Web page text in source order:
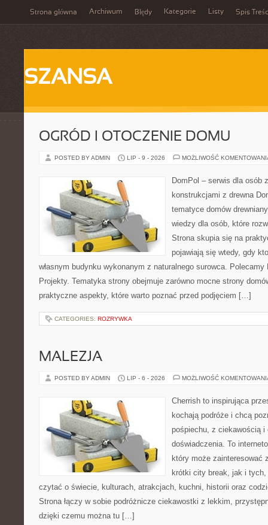
Strona główna Archiwum Błędy Kategorie Listy Spis
SZANSA
OGRÓD I OTOCZENIE DOMU
POSTED BY ADMIN LIP - 9 - 2026 MOŻLIWOŚĆ
DomPol – serwis dla osób
konstrukcjami z drewna
tematyce domów
wiedzy dla osób, które
Strona skupia się na
pojawiają się wtedy, gdy
własnym budynku wykonanym z naturalnego surowca.
Projekty. Tematyka strony obejmuje zarówno mocne strony
praktyczne aspekty, które warto poznać przed podjęciem […]
CATEGORIES: ROZRYWKA
MALEZJA
POSTED BY ADMIN LIP - 6 - 2026 MOŻLIWOŚĆ
Cherrish to inspirująca
kochają podróże i chcą
pośpiechu, z ciekawością i
doświadczenia. To
który może zainteresować
krótki city break, jak i
czytać o świecie, kulturach, atrakcjach, kuchni, historii oraz
Strona łączy w sobie podróżnicze ciekawostki z lekkim,
dzięki czemu można tu […]